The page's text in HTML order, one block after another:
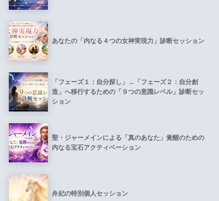
あなたの「内なる４つの女神実現力」診断セッション
「フェーズ１：自分探し」→「フェーズ２：自分創
造」へ移行するための「９つの意識レベル」診断セッ
ション
聖・ジャーメインによる「真のあなた」覚醒のための
内なる宝石アクティベーション
弁妃の特別個人セッション